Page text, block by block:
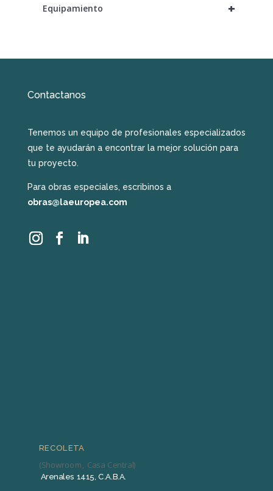
+
Equipamiento
Contactanos
Tenemos un equipo de profesionales especializados
que te ayudarán a encontrar la mejor solución para
tu proyecto.
Para obras especiales, escribinos a
obras@laeuropea.com
RECOLETA
(Showroom, Casa Central)
Arenales 1415, C.A.B.A.